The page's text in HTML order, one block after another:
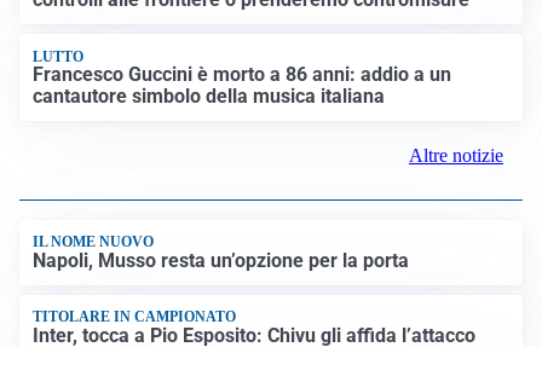
Terrorismo, arrestato 16enne comasco: accusato di
propaganda jihadista
NON SI FERMA LA TENSIONE
Crisi Ceuta, la Spagna attacca l’Italia: “Revochi i
controlli alle frontiere o prenderemo contromisure”